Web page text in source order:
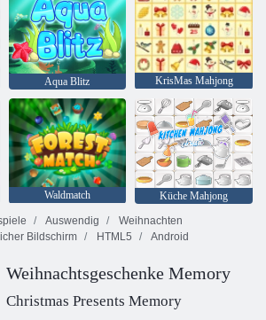
Aqua Blitz KrisMas Mahjong
Waldmatch
Küche Mahjong
Auswendig
Weihnachten
Bildschirm
HTML5 Android
Weihnachtsgeschenke Memory
Christmas Presents Memory